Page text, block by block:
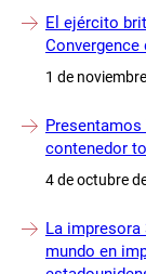
El ejército
1 de
contenedor
4 de octubre
La impresora
mundo en